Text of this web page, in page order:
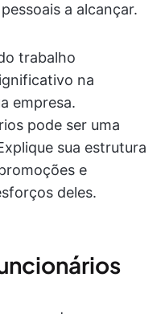
a alcançar.
trabalho
na
empresa.
pode ser uma
sua estrutura
e
deles.